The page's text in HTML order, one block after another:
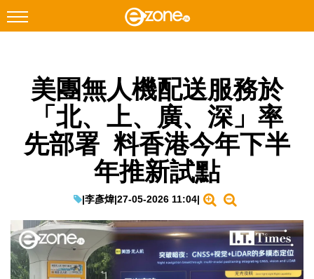
Facebook Instagram
網絡生活
EduTech
IT Times
美團無人機配送服務於
「北、上、廣、深」率
先部署 料香港今年下半
年推新試點
|李彥煒|27-05-2026 11:04|